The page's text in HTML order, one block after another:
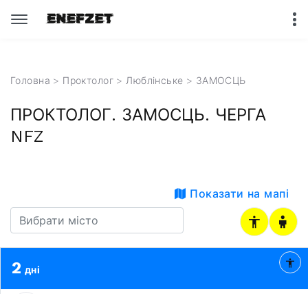
Головна > Проктолог > Люблінське > ЗАМОСЦЬ
ПРОКТОЛОГ. ЗАМОСЦЬ. ЧЕРГА
NFZ
Показати на мапі
2 дні